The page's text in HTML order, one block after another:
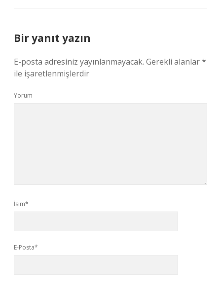
Bir yanıt yazın
E-posta adresiniz yayınlanmayacak. Gerekli alanlar*
ile işaretlenmişlerdir
Yorum
İsim*
E-Posta*